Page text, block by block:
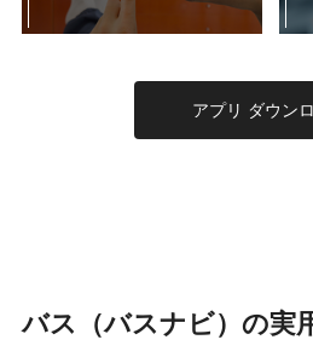
アプリ ダウン
バス（バスナビ）の実